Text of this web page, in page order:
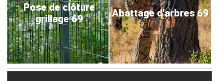
Pose de clôture
grillage 69
Abattage d'arbres 69